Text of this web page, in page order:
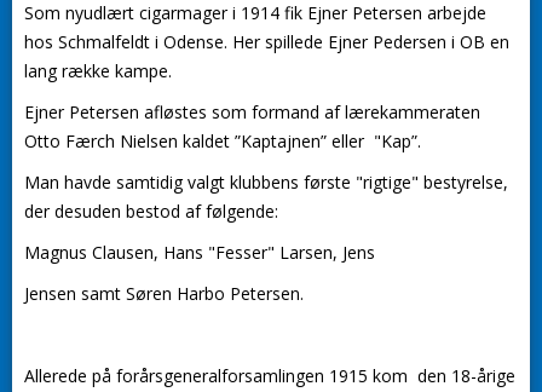
Som nyudlært cigarmager i 1914 fik Ejner Petersen arbejde
hos Schmalfeldt i Odense. Her spillede Ejner Pedersen i OB en
lang række kampe.
Ejner Petersen afløstes som formand af lærekammeraten
Otto Færch Nielsen kaldet ”Kaptajnen” eller "Kap”.
Man havde samtidig valgt klubbens første "rigtige" bestyrelse,
der desuden bestod af følgende:
Magnus Clausen, Hans "Fesser" Larsen, Jens
Jensen samt Søren Harbo Petersen.
Allerede på forårsgeneralforsamlingen 1915 kom den 18-årige